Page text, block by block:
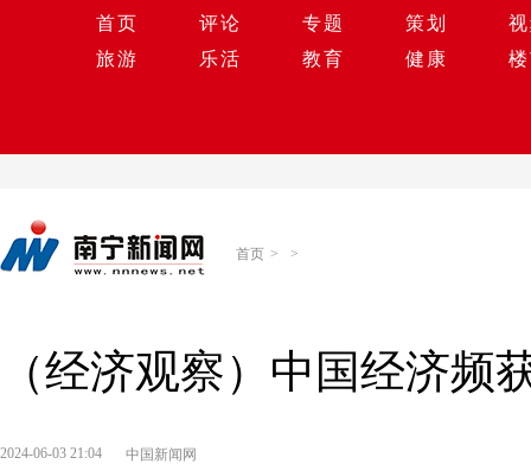
首页 评论 专题 策划
旅游
乐活 教育 健康
首页 > >
（经济观察）中国经济频
2024-06-03 21:04 中国新闻网